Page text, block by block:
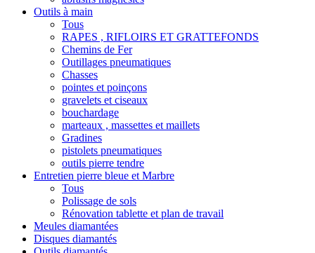
Outils à main
Tous
RAPES , RIFLOIRS ET GRATTEFONDS
Chemins de Fer
Outillages pneumatiques
Chasses
pointes et poinçons
gravelets et ciseaux
bouchardage
marteaux , massettes et maillets
Gradines
pistolets pneumatiques
outils pierre tendre
Entretien pierre bleue et Marbre
Tous
Polissage de sols
Rénovation tablette et plan de travail
Meules diamantées
Disques diamantés